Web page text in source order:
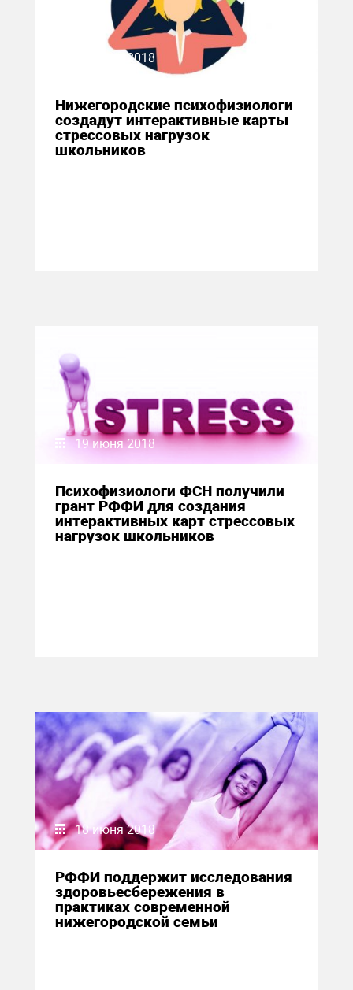
20 июня 2018
Нижегородские психофизиологи
создадут интерактивные карты
стрессовых нагрузок
школьников
19 июня 2018
Психофизиологи ФСН получили
грант РФФИ для создания
интерактивных карт стрессовых
нагрузок школьников
18 июня 2018
РФФИ поддержит исследования
здоровьесбережения в
практиках современной
нижегородской семьи